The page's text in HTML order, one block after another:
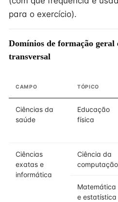
para o exercício).
Domínios de formação geral
transversal
CAMPO TÓPICO
Ciências da
saúde
Educação
física
Ciências
exatas e
informática
Ciência da
computação
Matemática
e estatística